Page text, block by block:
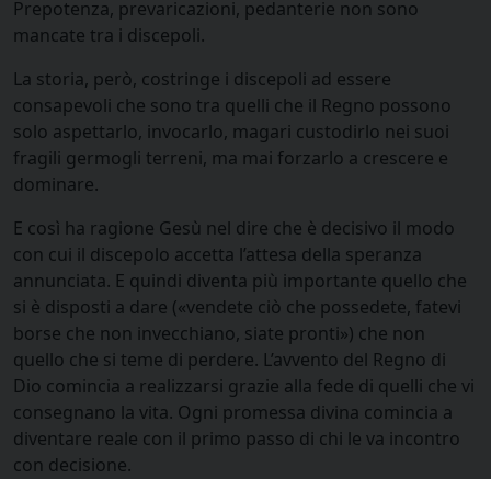
Prepotenza, prevaricazioni, pedanterie non sono
mancate tra i discepoli.
La storia, però, costringe i discepoli ad essere
consapevoli che sono tra quelli che il Regno possono
solo aspettarlo, invocarlo, magari custodirlo nei suoi
fragili germogli terreni, ma mai forzarlo a crescere e
dominare.
E così ha ragione Gesù nel dire che è decisivo il modo
con cui il discepolo accetta l’attesa della speranza
annunciata. E quindi diventa più importante quello che
si è disposti a dare («vendete ciò che possedete, fatevi
borse che non invecchiano, siate pronti») che non
quello che si teme di perdere. L’avvento del Regno di
Dio comincia a realizzarsi grazie alla fede di quelli che vi
consegnano la vita. Ogni promessa divina comincia a
diventare reale con il primo passo di chi le va incontro
con decisione.